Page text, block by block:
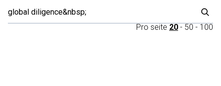
Pro seite 20 - 50 - 100